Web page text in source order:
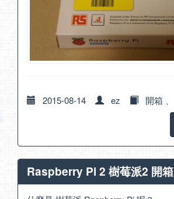
2015-08-14 ez 開箱
Raspberry Pi 2 樹莓派2 開箱